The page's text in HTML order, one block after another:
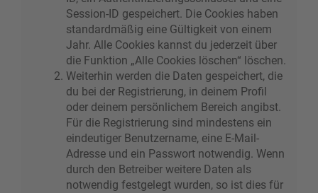
Session-ID gespeichert. Die Cookies haben
standardmäßig eine Gültigkeit von einem
Jahr. Alle Cookies kannst du jederzeit über
die Funktion „Alle Cookies löschen“ löschen.
Weiterhin werden die Daten gespeichert, die
du bei der Registrierung, in deinem Profil
oder deinem persönlichem Bereich angibst.
Für die Registrierung sind mindestens ein
eindeutiger Benutzername, eine E-Mail-
Adresse und ein Passwort notwendig. Wenn
durch den Betreiber weitere Daten als
notwendig festgelegt wurden, so ist dies für